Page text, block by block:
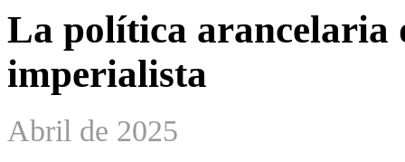
La política arancelaria
imperialista
Abril de 2025